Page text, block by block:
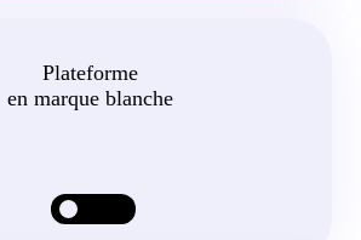
Plateforme
en marque blanche